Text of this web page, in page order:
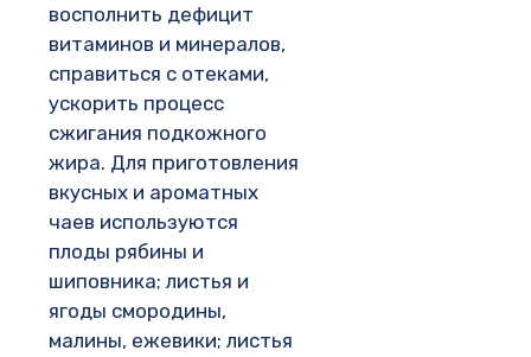
восполнить дефицит
витаминов и минералов,
справиться с отеками,
ускорить процесс
сжигания подкожного
жира. Для приготовления
вкусных и ароматных
чаев используются
плоды рябины и
шиповника; листья и
ягоды смородины,
малины, ежевики; листья